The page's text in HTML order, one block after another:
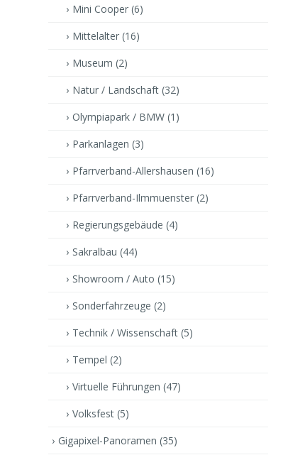
Mini Cooper (6)
Mittelalter (16)
Museum (2)
Natur / Landschaft (32)
Olympiapark / BMW (1)
Parkanlagen (3)
Pfarrverband-Allershausen (16)
Pfarrverband-Ilmmuenster (2)
Regierungsgebäude (4)
Sakralbau (44)
Showroom / Auto (15)
Sonderfahrzeuge (2)
Technik / Wissenschaft (5)
Tempel (2)
Virtuelle Führungen (47)
Volksfest (5)
Gigapixel-Panoramen (35)